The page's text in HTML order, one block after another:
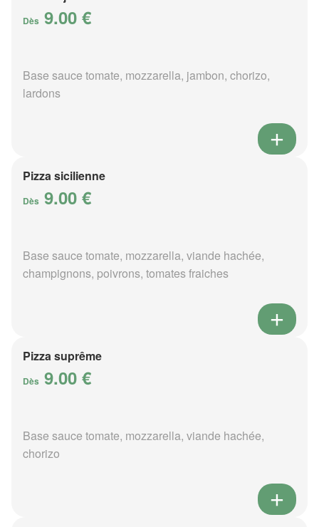
Dès 9.00 €
Base sauce tomate, mozzarella, jambon, chorizo,
lardons
Pizza sicilienne
Dès 9.00 €
Base sauce tomate, mozzarella, viande hachée,
champignons, poivrons, tomates fraiches
Pizza suprême
Dès 9.00 €
Base sauce tomate, mozzarella, viande hachée,
chorizo